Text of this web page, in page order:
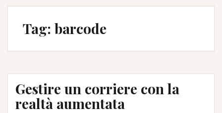
Tag: barcode
Gestire un corriere con la
realtà aumentata